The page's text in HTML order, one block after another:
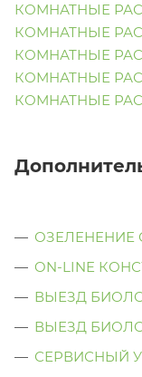
КОМНАТНЫЕ
КОМНАТНЫЕ
КОМНАТНЫЕ
КОМНАТНЫЕ
КОМНАТНЫЕ
ON-LINE
ВЫЕЗД
ВЫЕЗД
СЕРВИСНЫЙ